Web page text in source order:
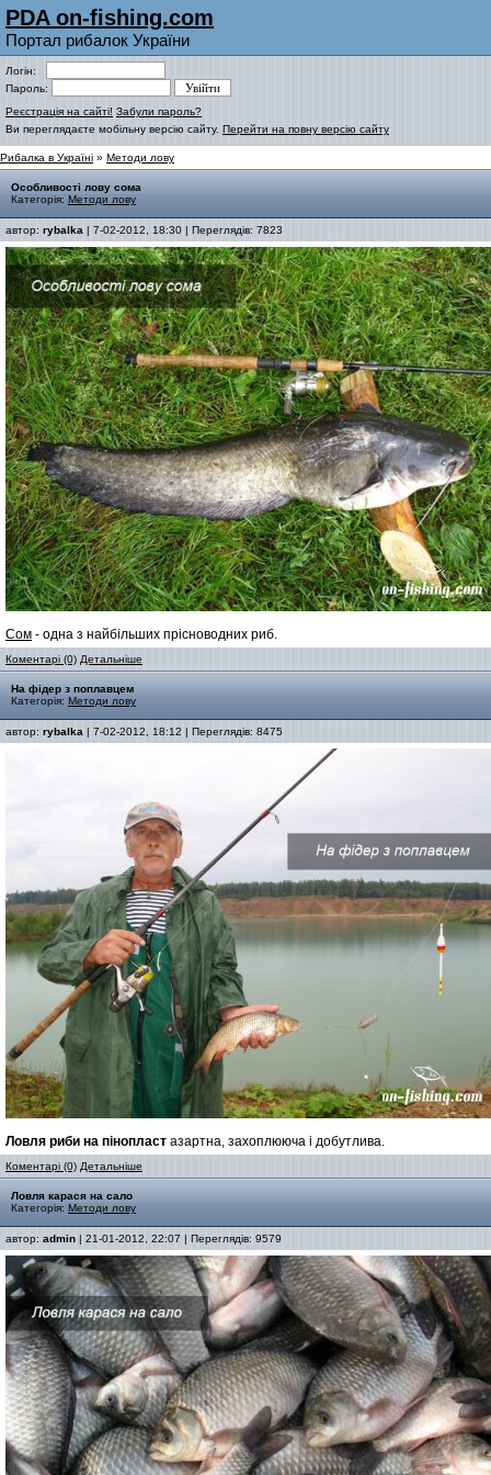
PDA on-fishing.com
Портал рибалок України
Логін:
Пароль:
Реєстрація на сайті! Забули пароль?
Ви переглядаєте мобільну версію сайту. Перейти на повну версію сайту
Рибалка в Україні » Методи лову
Особливості лову сома
Категорія: Методи лову
автор: rybalka | 7-02-2012, 18:30 | Переглядів: 7823
Сом - одна з найбільших прісноводних риб.
Коментарі (0) Детальніше
На фідер з поплавцем
Категорія: Методи лову
автор: rybalka | 7-02-2012, 18:12 | Переглядів: 8475
Ловля риби на пінопласт азартна, захоплююча і добутлива.
Коментарі (0) Детальніше
Ловля карася на сало
Категорія: Методи лову
автор: admin | 21-01-2012, 22:07 | Переглядів: 9579